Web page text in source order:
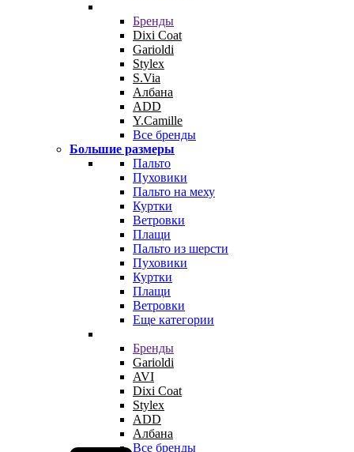
Бренды
Dixi Coat
Garioldi
Stylex
S.Via
Албана
ADD
Y.Camille
Все бренды
Большие размеры
Пальто
Пуховики
Пальто на меху
Куртки
Ветровки
Плащи
Пальто из шерсти
Пуховики
Куртки
Плащи
Ветровки
Еще категории
Бренды
Garioldi
AVI
Dixi Coat
Stylex
ADD
Албана
Все бренды